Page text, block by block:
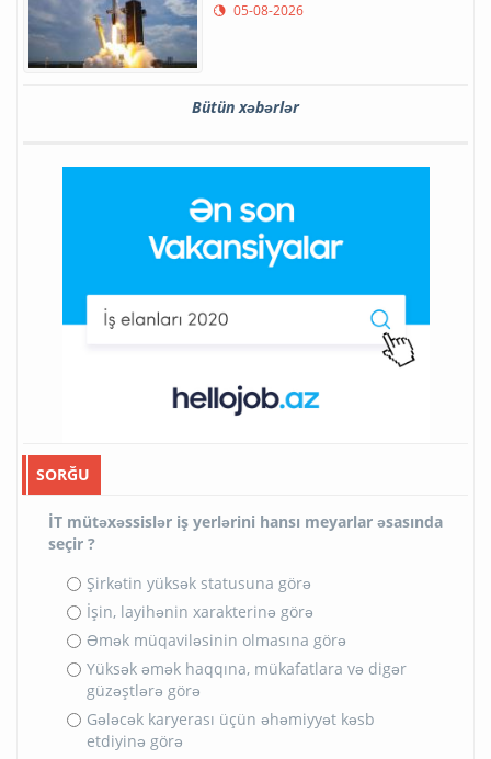
05-08-2026
Bütün xəbərlər
SORĞU
İT mütəxəssislər iş yerlərini hansı meyarlar əsasında
seçir ?
Şirkətin yüksək statusuna görə
İşin, layihənin xarakterinə görə
Əmək müqaviləsinin olmasına görə
Yüksək əmək haqqına, mükafatlara və digər
güzəştlərə görə
Gələcək karyerası üçün əhəmiyyət kəsb
etdiyinə görə